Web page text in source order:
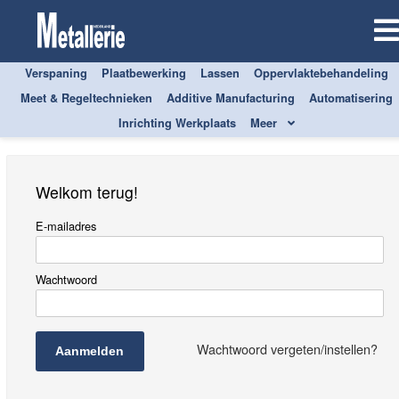
Verspaning Plaatbewerking Lassen
Oppervlaktebehandeling
Meet & Regeltechnieken
Additive Manufacturing
Automatisering
Inrichting Werkplaats
Meer
Aanmelden
Welkom terug!
E-mailadres
Wachtwoord
Aanmelden Wachtwoord vergeten/instellen?